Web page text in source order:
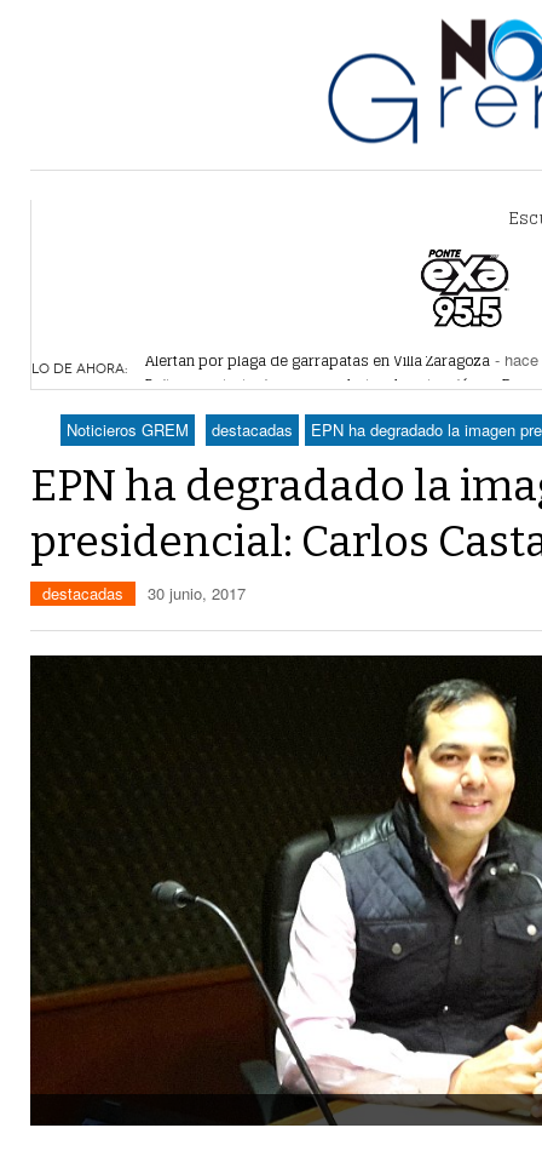
LO DE AHORA:
Reiteran estrategia para combate a la extorsión en
Por falta de agua, vecinos de Villa Zaragoza bloquearon
Plantean fideicomiso federal para operar Agua
Detienen a juez del Tribunal Superior de Justicia de
Noticieros GREM destacadas EPN ha degradado la imagen
EPN ha degradado la
presidencial: Carlos
destacadas 30 junio, 2017